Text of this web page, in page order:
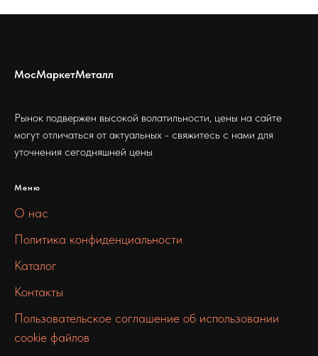
МосМаркетМеталл
Рынок подвержен высокой волатильности, цены на сайте
могут отличаться от актуальных - свяжитесь с нами для
уточнения сегодняшней цены
Меню
О нас
Политика конфиденциальности
Каталог
Контакты
Пользовательское соглашение об использовании
cookie файлов